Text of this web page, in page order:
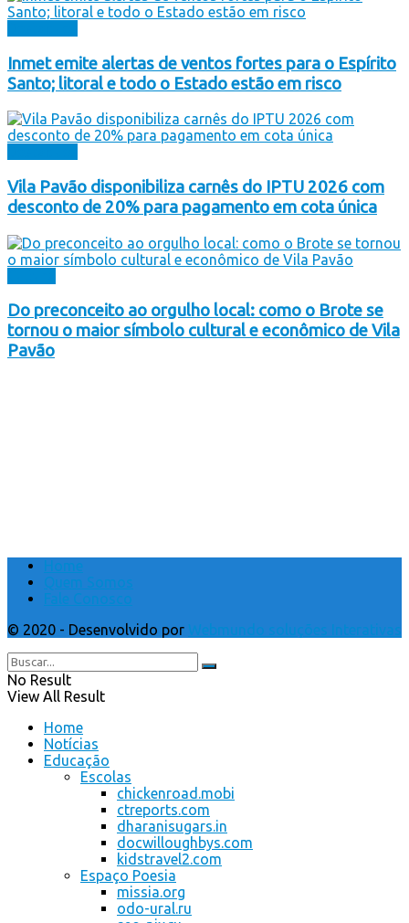
Inmet emite alertas de ventos fortes para o Espírito
Santo; litoral e todo o Estado estão em risco
Vila Pavão disponibiliza carnês do IPTU 2026 com
desconto de 20% para pagamento em cota única
Do preconceito ao orgulho local: como o Brote se
tornou o maior símbolo cultural e econômico de Vila
Pavão
Home
Quem Somos
Fale Conosco
© 2020 - Desenvolvido por Webmundo soluções Interativas
No Result
View All Result
Home
Notícias
Educação
Escolas
chickenroad.mobi
ctreports.com
dharanisugars.in
docwilloughbys.com
kidstravel2.com
Espaço Poesia
missia.org
odo-ural.ru